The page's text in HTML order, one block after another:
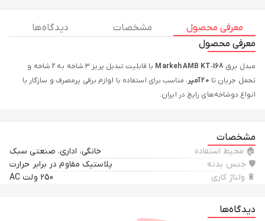
معرفی محصول مشخصات
دیدگاه ها
معرفی محصول
مبدل برق Markeh AMB KT‑168
با قابلیت تبدیل پریز 3 شاخه به 2 شاخه و
تحمل جریان تا 20 آمپر
، مناسب برای استفاده با لوازم برقی پرمصرف و سازگار با
انواع دوشاخه‌های رایج در ایران.
مشخصات
🏠 محیط استفاده
خانگی، اداری، صنعتی سبک
🛡 جنس بدنه
پلاستیک مقاوم در برابر حرارت
🔋 ولتاژ کاری
250 ولت AC
دیدگاه‌ها